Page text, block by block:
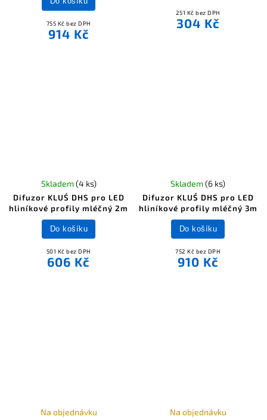
755 Kč bez DPH
914 Kč
251 Kč bez DPH
304 Kč
Difuzor KLUŚ DHS pro LED
hliníkové profily mléčný 2m
Skladem(4 ks)
501 Kč bez DPH
606 Kč
Do košíku
Difuzor KLUŚ DHS pro LED
hliníkové profily mléčný 3m
Skladem(6 ks)
752 Kč bez DPH
910 Kč
Do košíku
Na objednávku Na objednávku